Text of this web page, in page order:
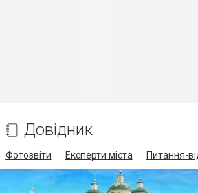
Довідник
Фотозвіти Експерти міста Питання-